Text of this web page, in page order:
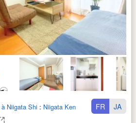
Niigata Shi : Niigata Ken FR JA